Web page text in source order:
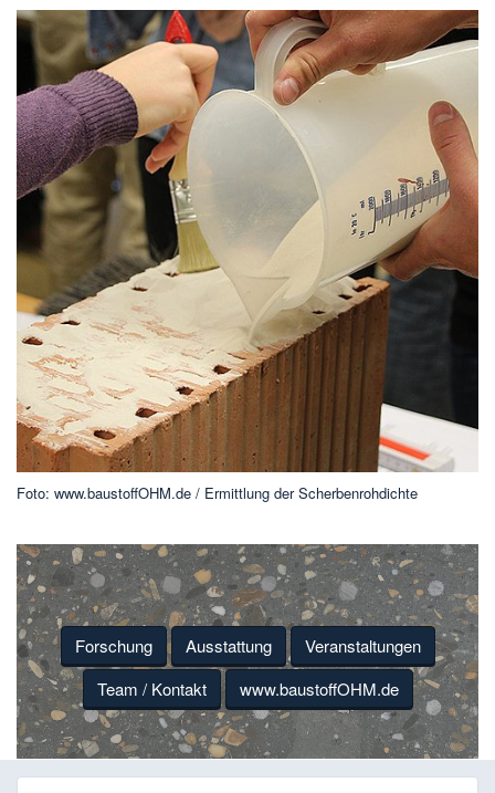
Foto: www.baustoffOHM.de / Ermittlung der Scherbenrohdichte
Forschung Ausstattung
Veranstaltungen
Team / Kontakt
www.baustoffOHM.de